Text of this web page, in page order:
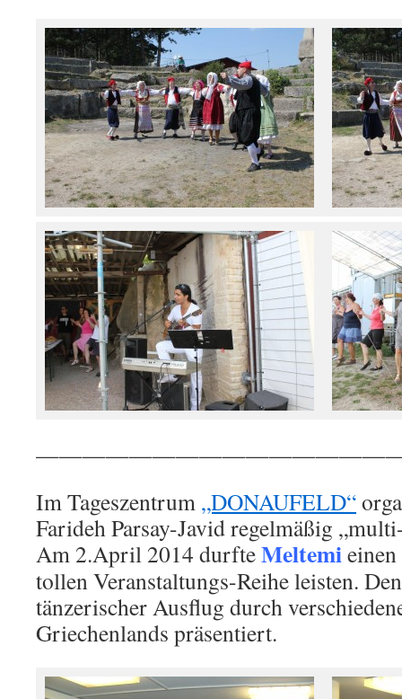
Im Tageszentrum „DONAUFELD“
Farideh Parsay-Javid regelmäßig
Am 2.April 2014 durfteMeltemi
tollen Veranstaltungs-Reihe leisten.
tänzerischer Ausflug durch
Griechenlands präsentiert.